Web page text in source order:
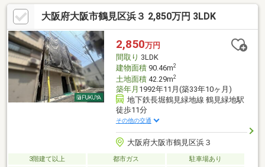
問い合わせがスムーズです！ ご希望の物件名と物件価格をお伝
えください。■□住宅ローンは当社にお任せください！！□■『頭金
0円で購入したい・・』『リフォーム費用もローンを組みた
い・・』『既に借り入れがある・・』『月々の支払いが不
安・・』『自営業だけどローンは組めるの？』等お客様に合った
お借入れプランをご提案致しますので何で
大阪府大阪市鶴見区浜３ 2,850万円 3LDK
2,850万円
間取り 3LDK
建物面積90.46m2
土地面積42.29m2
築年月 1992年11月(築33年10ヶ月)
地下鉄長堀鶴見緑地線 鶴見緑地駅
徒歩11分
その他の交通
大阪府大阪市鶴見区浜３
3階建て以上 都市ガス 駐車場あり